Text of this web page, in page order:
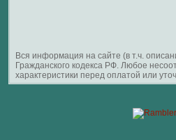
Вся информация на сайте (в т.ч.
Гражданского кодекса РФ. Любое
характеристики перед оплатой или